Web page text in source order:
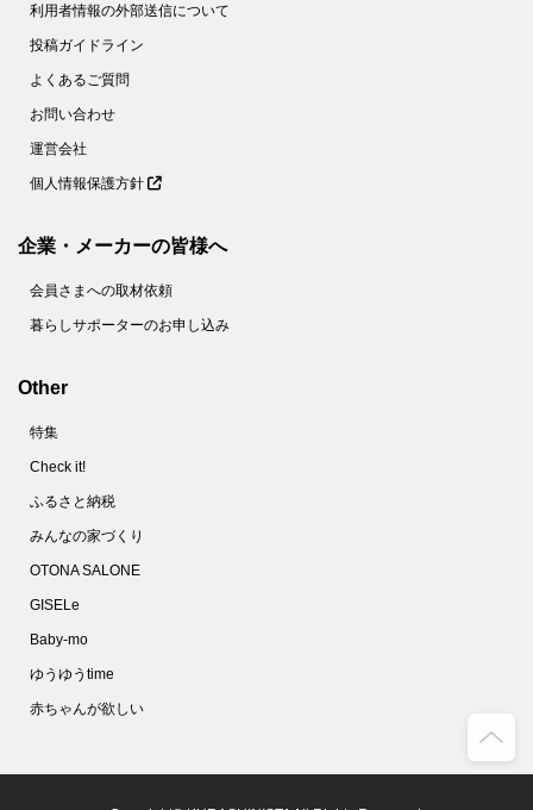
利用者情報の外部送信について
投稿ガイドライン
よくあるご質問
お問い合わせ
運営会社
個人情報保護方針
企業・メーカーの皆様へ
会員さまへの取材依頼
暮らしサポーターのお申し込み
Other
特集
Check it!
ふるさと納税
みんなの家づくり
OTONA SALONE
GISELe
Baby-mo
ゆうゆうtime
赤ちゃんが欲しい